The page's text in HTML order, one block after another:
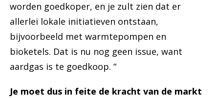
worden goedkoper, en je zult zien dat er
allerlei lokale initiatieven ontstaan,
bijvoorbeeld met warmtepompen en
bioketels. Dat is nu nog geen issue, want
aardgas is te goedkoop. “
Je moet dus in feite de kracht van de markt